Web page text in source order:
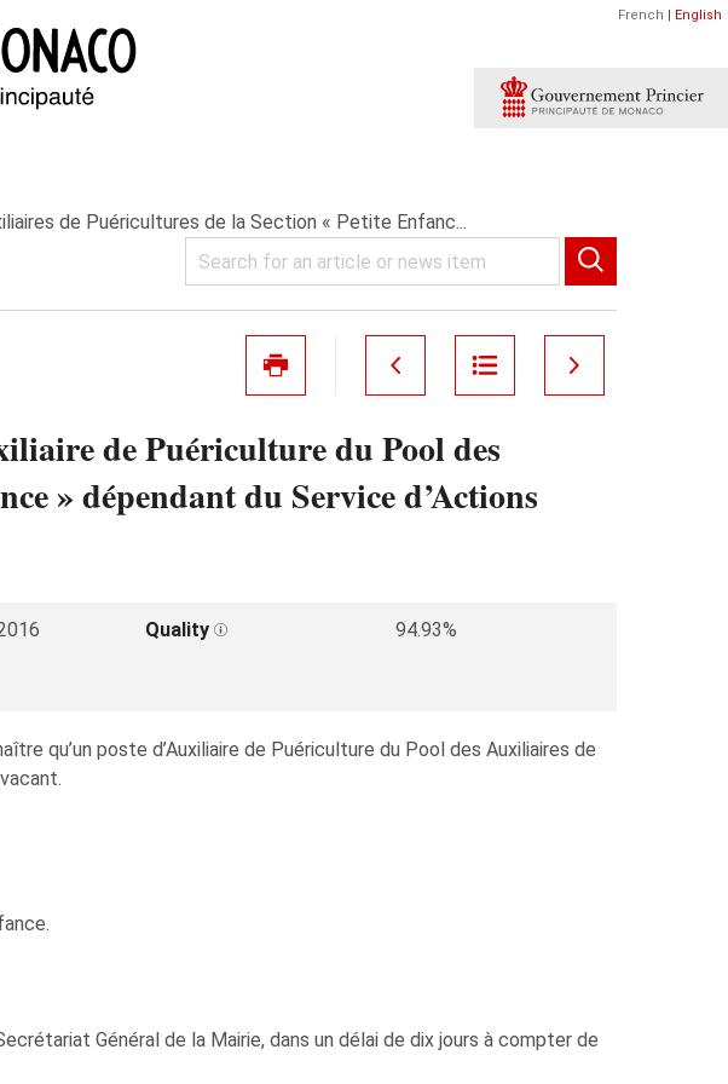
French | English
de Puéricultures de la Section « Petite Enfanc...
de Puériculture du Pool des
» dépendant du Service d’Actions
Quality
94.93%
qu’un poste d’Auxiliaire de Puériculture du Pool des Auxiliaires de
Général de la Mairie, dans un délai de dix jours à compter de